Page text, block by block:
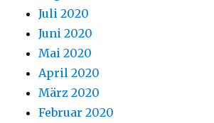
Juli 2020
Juni 2020
Mai 2020
April 2020
März 2020
Februar 2020